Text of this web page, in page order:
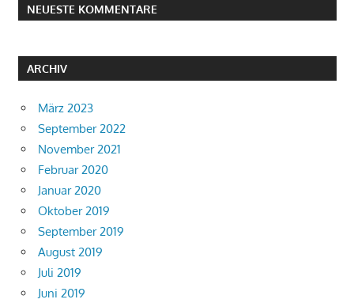
NEUESTE KOMMENTARE
ARCHIV
März 2023
September 2022
November 2021
Februar 2020
Januar 2020
Oktober 2019
September 2019
August 2019
Juli 2019
Juni 2019